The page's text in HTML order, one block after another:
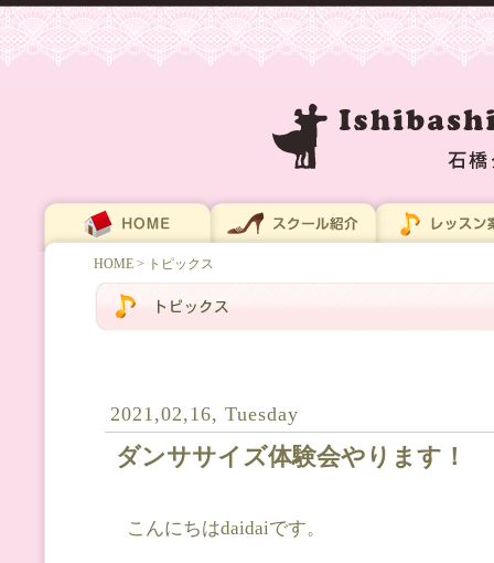
HOME > トピックス
2021,02,16, Tuesday
ダンササイズ体験会やります！
こんにちはdaidaiです。